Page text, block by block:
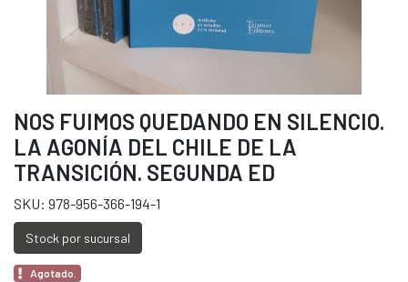
NOS FUIMOS QUEDANDO EN SILENCIO.
LA AGONÍA DEL CHILE DE LA
TRANSICIÓN. SEGUNDA ED
SKU: 978-956-366-194-1
Stock por sucursal
Agotado.